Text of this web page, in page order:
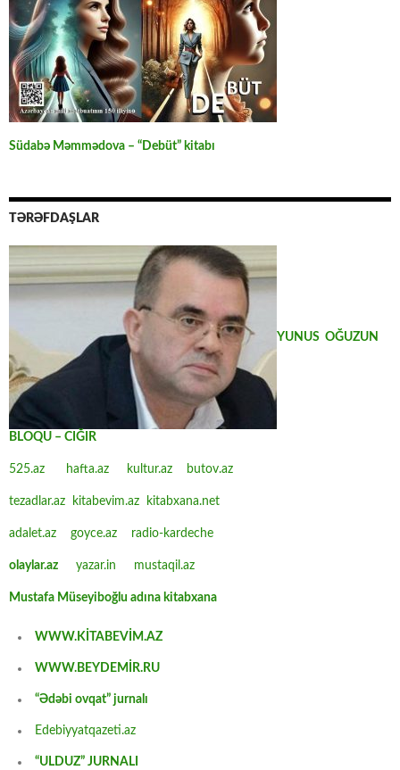
Südabə Məmmədova – “Debüt” kitabı
TƏRƏFDAŞLAR
YUNUS OĞUZUN
BLOQU – CIĞIR
525.az hafta.az kultur.az butov.az
tezadlar.az kitabevim.az kitabxana.net
adalet.az goyce.az radio-kardeche
olaylar.az yazar.in mustaqil.az
Mustafa Müseyiboğlu adına kitabxana
WWW.KİTABEVİM.AZ
WWW.BEYDEMİR.RU
“Ədəbi ovqat” jurnalı
Edebiyyatqazeti.az
“ULDUZ” JURNALI